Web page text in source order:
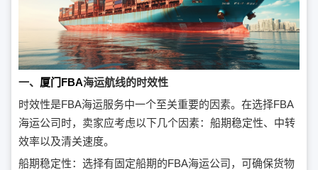
一、 厦门FBA海运航线的时效性
时效性是FBA海运服务中一个至关重要的因素。在选择FBA
海运公司时，卖家应考虑以下几个因素：船期稳定性、中转
效率以及清关速度。
船期稳定性：选择有固定船期的FBA海运公司，可确保货物